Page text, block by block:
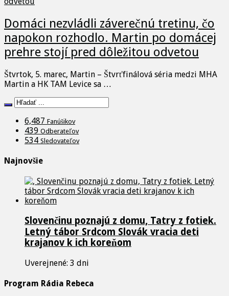
Domáci nezvládli záverečnú tretinu, čo
napokon rozhodlo. Martin po domácej
prehre stojí pred dôležitou odvetou
Štvrtok, 5. marec, Martin – Štvrťfinálová séria medzi MHA
Martin a HK TAM Levice sa …
6,487 Fanúšikov
439 Odberateľov
534 Sledovateľov
Najnovšie
Slovenčinu poznajú z domu, Tatry z fotiek.
Letný tábor Srdcom Slovák vracia deti
krajanov k ich koreňom
Uverejnené: 3 dni
Program Rádia Rebeca